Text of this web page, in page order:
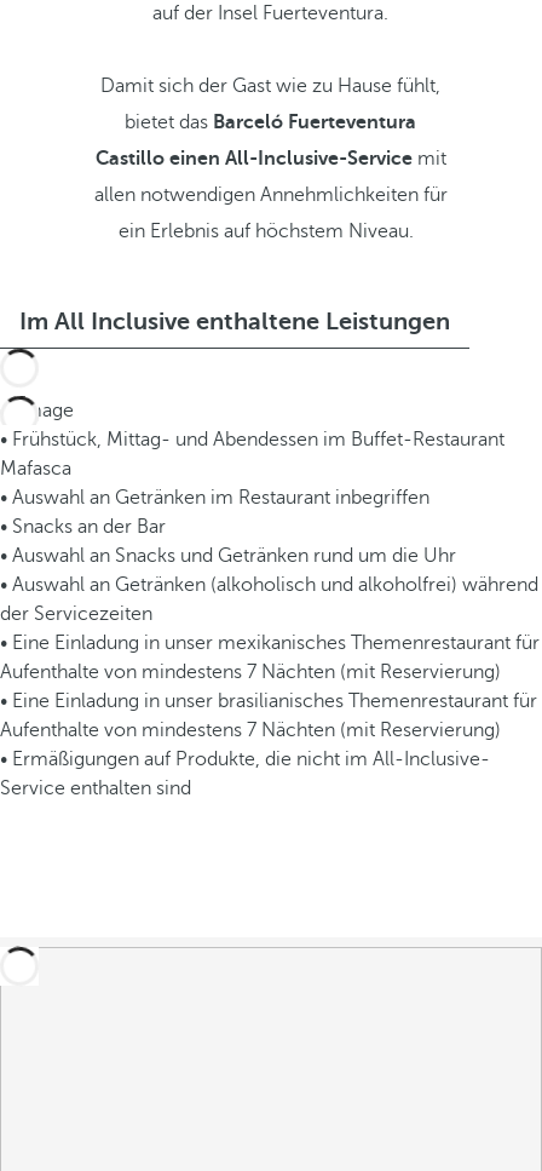
auf der Insel Fuerteventura.
Damit sich der Gast wie zu Hause fühlt,
bietet das Barceló Fuerteventura
Castillo einen All-Inclusive-Servicemit
allen notwendigen Annehmlichkeiten für
ein Erlebnis auf höchstem Niveau.
Im All Inclusive enthaltene Leistungen
• Frühstück, Mittag- und Abendessen im Buffet-Restaurant
Mafasca
• Auswahl an Getränken im Restaurant inbegriffen
• Snacks an der Bar
• Auswahl an Snacks und Getränken rund um die Uhr
• Auswahl an Getränken (alkoholisch und alkoholfrei) während
der Servicezeiten
• Eine Einladung in unser mexikanisches Themenrestaurant für
Aufenthalte von mindestens 7 Nächten (mit Reservierung)
• Eine Einladung in unser brasilianisches Themenrestaurant für
Aufenthalte von mindestens 7 Nächten (mit Reservierung)
• Ermäßigungen auf Produkte, die nicht im All-Inclusive-
Service enthalten sind